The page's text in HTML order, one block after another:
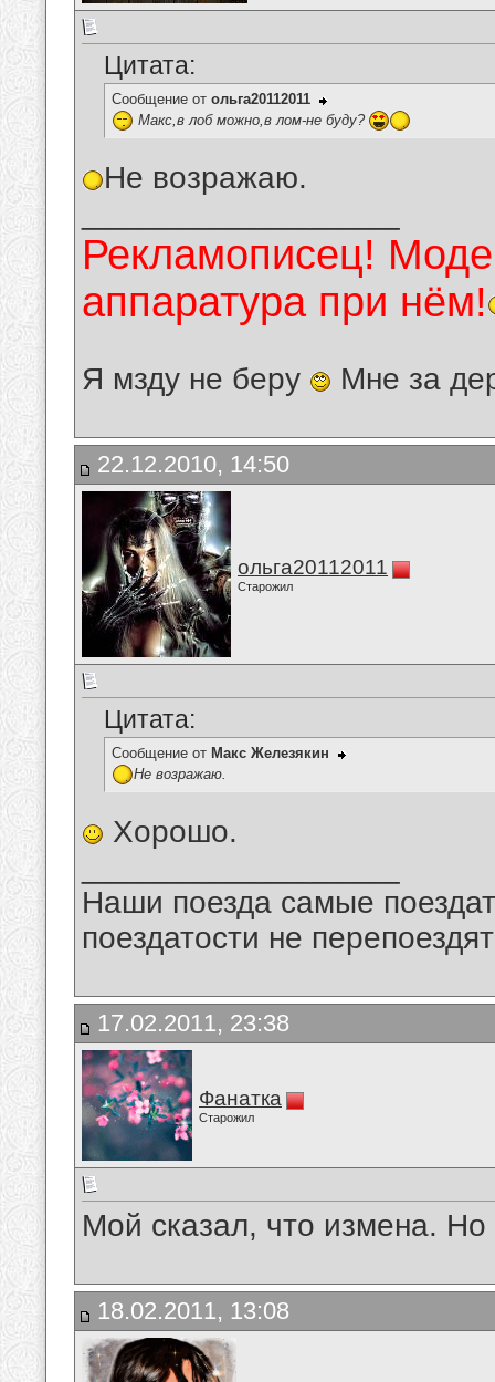
Цитата:
Сообщение от ольга20112011
Макс,в лоб можно,в лом-не буду?
Не возражаю.
Рекламописец!
аппаратура при нём!
Я мзду не беру Мне за
22.12.2010, 14:50
ольга20112011
Старожил
Цитата:
Сообщение от Макс Железякин
Не возражаю.
Хорошо.
Наши поезда самые
поездатости не
17.02.2011, 23:38
Фанатка
Старожил
Мой сказал, что измена. Но
18.02.2011, 13:08